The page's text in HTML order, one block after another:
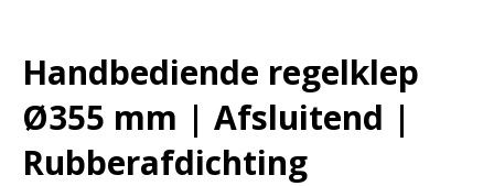
Handbediende regelklep
Ø355 mm | Afsluitend |
Rubberafdichting